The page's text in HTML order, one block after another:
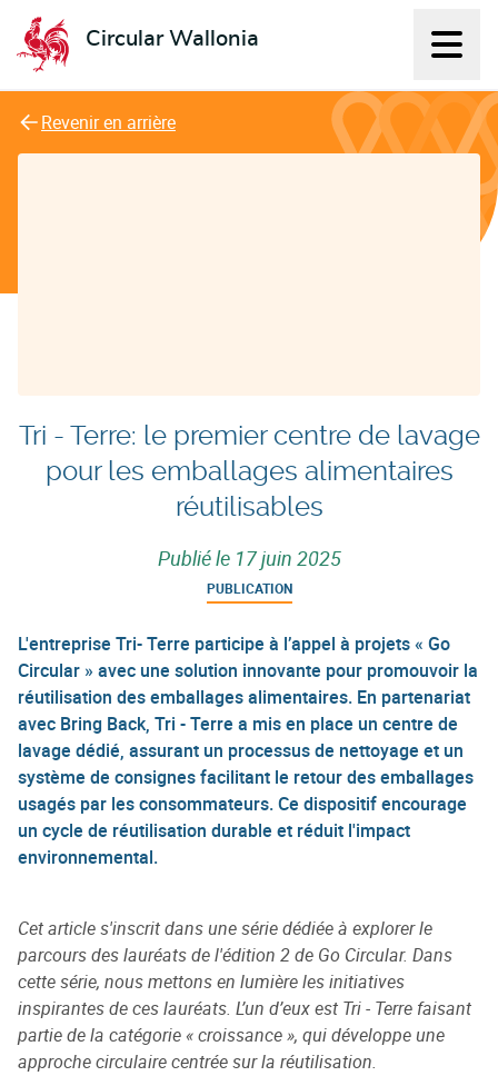
Circular Wallonia
L'économie circulaire
Revenir en arrière
Tri - Terre: le premier centre de lavage
pour les emballages alimentaires
réutilisables
Publié le 17 juin 2025
PUBLICATION
L'entreprise Tri- Terre participe à l’appel à projets « Go
Circular » avec une solution innovante pour promouvoir la
réutilisation des emballages alimentaires. En partenariat
avec Bring Back, Tri - Terre a mis en place un centre de
lavage dédié, assurant un processus de nettoyage et un
système de consignes facilitant le retour des emballages
usagés par les consommateurs. Ce dispositif encourage
un cycle de réutilisation durable et réduit l'impact
environnemental.
Cet article s'inscrit dans une série dédiée à explorer le
parcours des lauréats de l'édition 2 de Go Circular. Dans
cette série, nous mettons en lumière les initiatives
inspirantes de ces lauréats. L’un d’eux est Tri - Terre faisant
partie de la catégorie « croissance », qui développe une
approche circulaire centrée sur la réutilisation.